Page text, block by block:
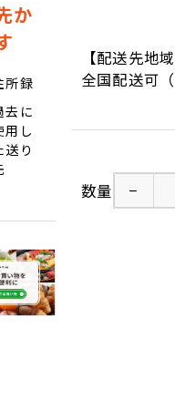
か
所録
去に
用し
送り
【配送先地域
全国配送可
数量 −